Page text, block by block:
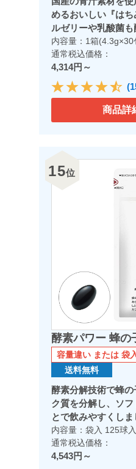
めるおいしい『は
ルゼリーや乳酸菌も
内容量：1箱(4.3g×30
通常税込価格：
4,314円～
商品詳
15位
酵素パワー 蜂の
容量違い または 袋
送料無料
酵素分解技術で蜂
ク質を分解し、ソ
とで飲みやすくしま
内容量：袋入 125球
通常税込価格：
4,543円～